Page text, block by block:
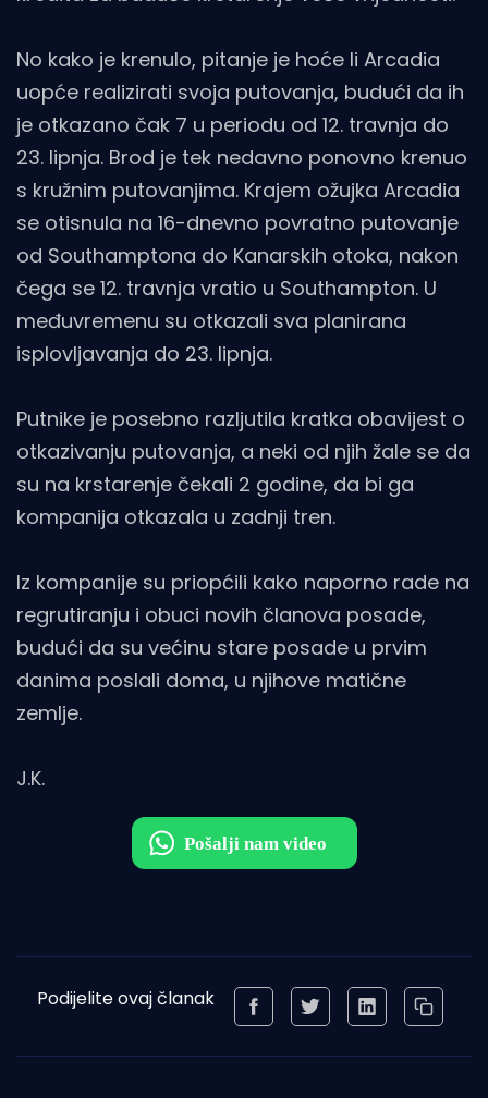
No kako je krenulo, pitanje je hoće li Arcadia
uopće realizirati svoja putovanja, budući da ih
je otkazano čak 7 u periodu od 12. travnja do
23. lipnja. Brod je tek nedavno ponovno krenuo
s kružnim putovanjima. Krajem ožujka Arcadia
se otisnula na 16-dnevno povratno putovanje
od Southamptona do Kanarskih otoka, nakon
čega se 12. travnja vratio u Southampton. U
međuvremenu su otkazali sva planirana
isplovljavanja do 23. lipnja.
Putnike je posebno razljutila kratka obavijest o
otkazivanju putovanja, a neki od njih žale se da
su na krstarenje čekali 2 godine, da bi ga
kompanija otkazala u zadnji tren.
Iz kompanije su priopćili kako naporno rade na
regrutiranju i obuci novih članova posade,
budući da su većinu stare posade u prvim
danima poslali doma, u njihove matične
zemlje.
J.K.
Podijelite ovaj članak